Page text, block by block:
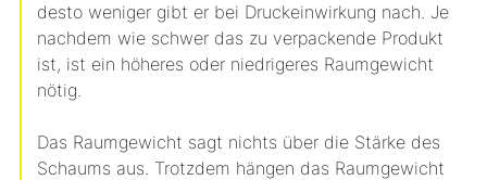
desto weniger gibt er bei Druckeinwirkung nach. Je
nachdem wie schwer das zu verpackende Produkt
ist, ist ein höheres oder niedrigeres Raumgewicht
nötig.
Das Raumgewicht sagt nichts über die Stärke des
Schaums aus. Trotzdem hängen das Raumgewicht